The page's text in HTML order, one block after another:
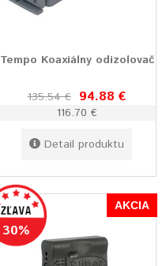
Tempo Koaxiálny odizolovač
135.54 € 94.88 €
116.70 €
Detail produktu
30%
AKCIA